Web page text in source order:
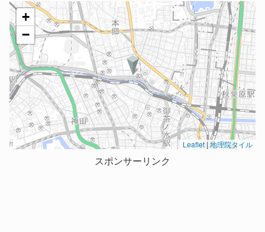
+
−
Leaflet | 地理院タイル
スポンサーリンク